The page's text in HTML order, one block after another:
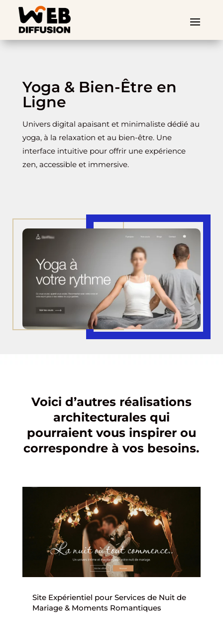
Yoga & Bien-Être en
Ligne
Univers digital apaisant et minimaliste dédié au
yoga, à la relaxation et au bien-être. Une
interface intuitive pour offrir une expérience
zen, accessible et immersive.
Voici d’autres réalisations
architecturales qui
pourraient vous inspirer ou
correspondre à vos besoins.
Site Expérientiel pour Services de Nuit de
Mariage & Moments Romantiques